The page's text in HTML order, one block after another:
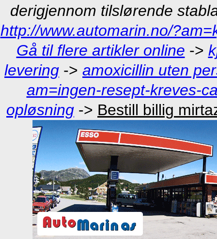
derigjennom tilslørende
http://www.automarin.no/
Gå til flere artikler online ->
levering -> amoxicillin uten
am=ingen-resept-kreves-
opløsning -> Bestill billig